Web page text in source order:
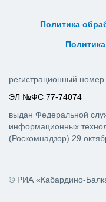
Политика
© РИА «Кабардино-
регистрационный
ЭЛ №ФС 77-74074
выдан Федеральной
информационных
(Роскомнадзор) 29